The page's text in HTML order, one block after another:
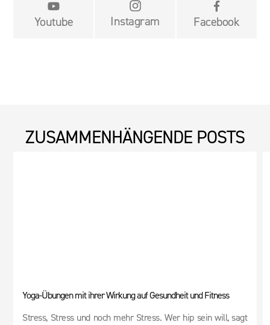

Youtube Instagram

Facebook
ZUSAMMENHÄNGENDE POSTS
Yoga-Übungen mit ihrer Wirkung auf Gesundheit und Fitness
Stress, Stress und noch mehr Stress. Wer hip sein will, sagt